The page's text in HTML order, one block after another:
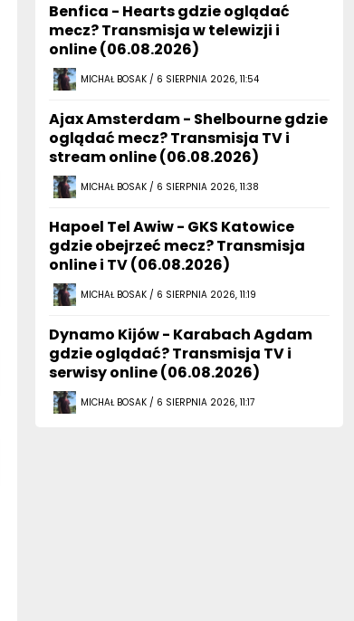
Benfica - Hearts gdzie oglądać
mecz? Transmisja w telewizji i
online (06.08.2026)
MICHAŁ BOSAK / 6 SIERPNIA 2026, 11:54
Ajax Amsterdam - Shelbourne gdzie
oglądać mecz? Transmisja TV i
stream online (06.08.2026)
MICHAŁ BOSAK / 6 SIERPNIA 2026, 11:38
Hapoel Tel Awiw - GKS Katowice
gdzie obejrzeć mecz? Transmisja
online i TV (06.08.2026)
MICHAŁ BOSAK / 6 SIERPNIA 2026, 11:19
Dynamo Kijów - Karabach Agdam
gdzie oglądać? Transmisja TV i
serwisy online (06.08.2026)
MICHAŁ BOSAK / 6 SIERPNIA 2026, 11:17